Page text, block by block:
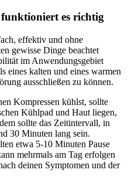
es richtig
effektiv und ohne
gewisse Dinge beachtet
im Anwendungsgebiet
eines kalten und eines warmen
ausschließen zu können.
Kompressen kühlst, sollte
Kühlpad und Haut liegen,
sollte das Zeitintervall, in
30 Minuten lang sein.
etwa 5-10 Minuten Pause
mehrmals am Tag erfolgen
deinen Symptomen und der